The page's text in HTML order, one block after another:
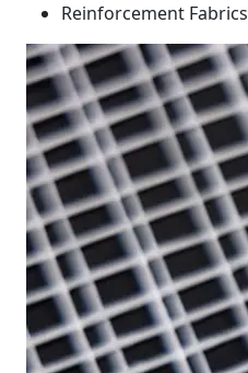
Reinforcement Fabrics